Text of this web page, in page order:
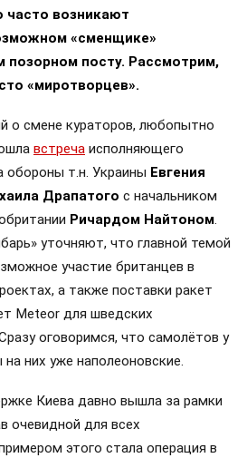
возникают
«сменщике»
позорном посту. Рассмотрим,
«миротворцев».
о смене кураторов, любопытно
встреча исполняющего
обороны т.н. Украины Евгения
Драпатого с начальником
Ричардом Найтоном.
уточняют, что главной темой
участие британцев в
а также поставки ракет
Meteor для шведских
оговоримся, что самолётов у
них уже наполеоновские.
Киева давно вышла за рамки
очевидной для всех
этого стала операция в